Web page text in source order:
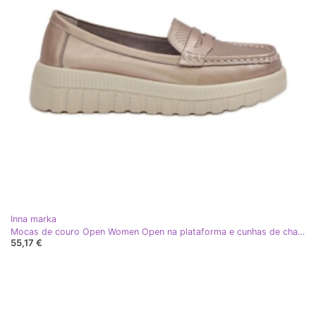
Inna marka
Mocas de couro Open Women Open na plataforma e cunhas de champanhe dourado
55,17 €